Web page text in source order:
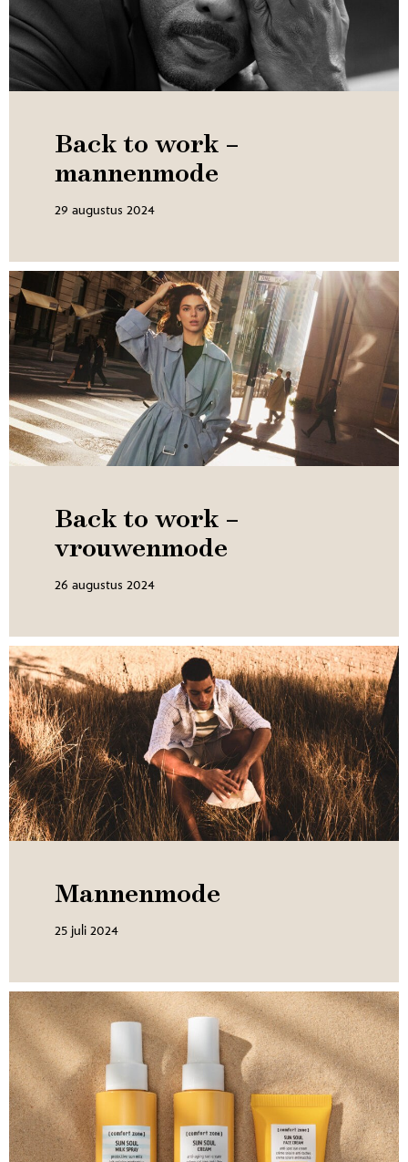
Back to work –
mannenmode
29 augustus 2024
Back to work –
vrouwenmode
26 augustus 2024
Mannenmode
25 juli 2024